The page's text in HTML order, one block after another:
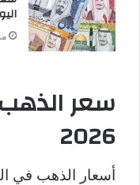
سعر الذهب
2026
أسعار الذهب في